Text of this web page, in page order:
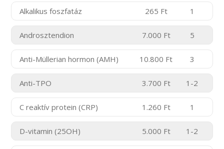
Alkalikus foszfatáz 265 Ft 1
Androsztendion 7.000 Ft 5
Anti-Müllerian hormon (AMH) 10.800 Ft 3
Anti-TPO 3.700 Ft 1-2
C reaktív protein (CRP) 1.260 Ft 1
D-vitamin (25OH) 5.000 Ft 1-2